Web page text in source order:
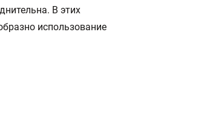
В этих
использование